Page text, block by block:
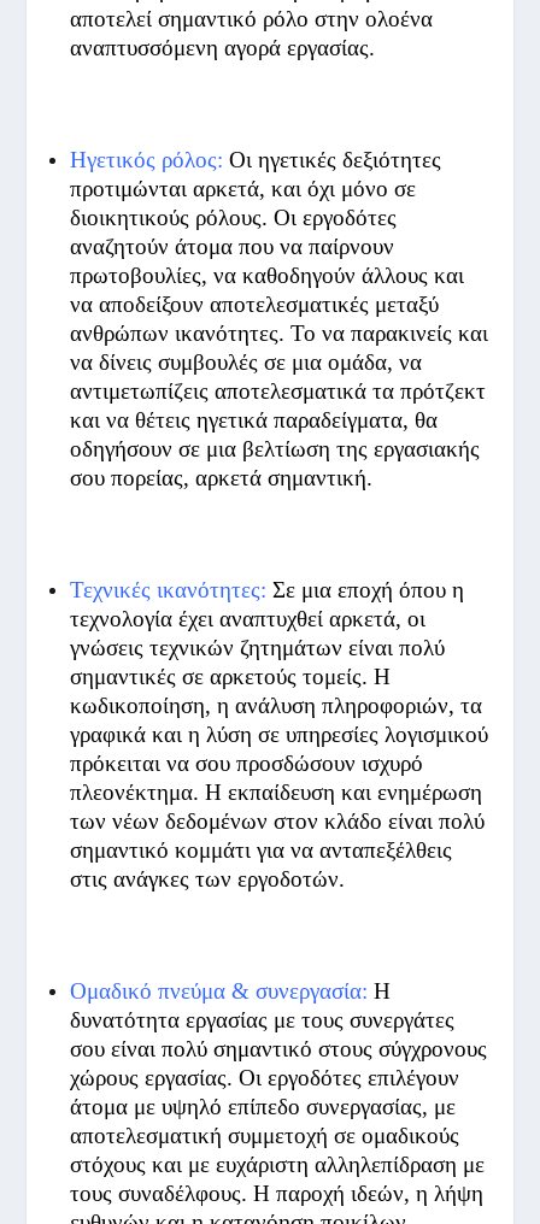
αποτελεί σημαντικό ρόλο στην ολοένα
αναπτυσσόμενη αγορά εργασίας.
Ηγετικός ρόλος: Οι ηγετικές δεξιότητες
προτιμώνται αρκετά, και όχι μόνο σε
διοικητικούς ρόλους. Οι εργοδότες
αναζητούν άτομα που να παίρνουν
πρωτοβουλίες, να καθοδηγούν άλλους και
να αποδείξουν αποτελεσματικές μεταξύ
ανθρώπων ικανότητες. Το να παρακινείς και
να δίνεις συμβουλές σε μια ομάδα, να
αντιμετωπίζεις αποτελεσματικά τα πρότζεκτ
και να θέτεις ηγετικά παραδείγματα, θα
οδηγήσουν σε μια βελτίωση της εργασιακής
σου πορείας, αρκετά σημαντική.
Τεχνικές ικανότητες: Σε μια εποχή όπου η
τεχνολογία έχει αναπτυχθεί αρκετά, οι
γνώσεις τεχνικών ζητημάτων είναι πολύ
σημαντικές σε αρκετούς τομείς. Η
κωδικοποίηση, η ανάλυση πληροφοριών, τα
γραφικά και η λύση σε υπηρεσίες λογισμικού
πρόκειται να σου προσδώσουν ισχυρό
πλεονέκτημα. Η εκπαίδευση και ενημέρωση
των νέων δεδομένων στον κλάδο είναι πολύ
σημαντικό κομμάτι για να ανταπεξέλθεις
στις ανάγκες των εργοδοτών.
Ομαδικό πνεύμα & συνεργασία: Η
δυνατότητα εργασίας με τους συνεργάτες
σου είναι πολύ σημαντικό στους σύγχρονους
χώρους εργασίας. Οι εργοδότες επιλέγουν
άτομα με υψηλό επίπεδο συνεργασίας, με
αποτελεσματική συμμετοχή σε ομαδικούς
στόχους και με ευχάριστη αλληλεπίδραση με
τους συναδέλφους. Η παροχή ιδεών, η λήψη